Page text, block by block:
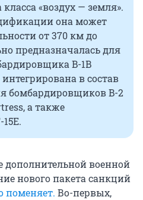
«воздух — земля».
она может
от 370 км до
предназначалась для
B-1B
в состав
бомбардировщиков B-2
а также
дополнительной военной
нового пакета санкций
поменяет. Во-первых,